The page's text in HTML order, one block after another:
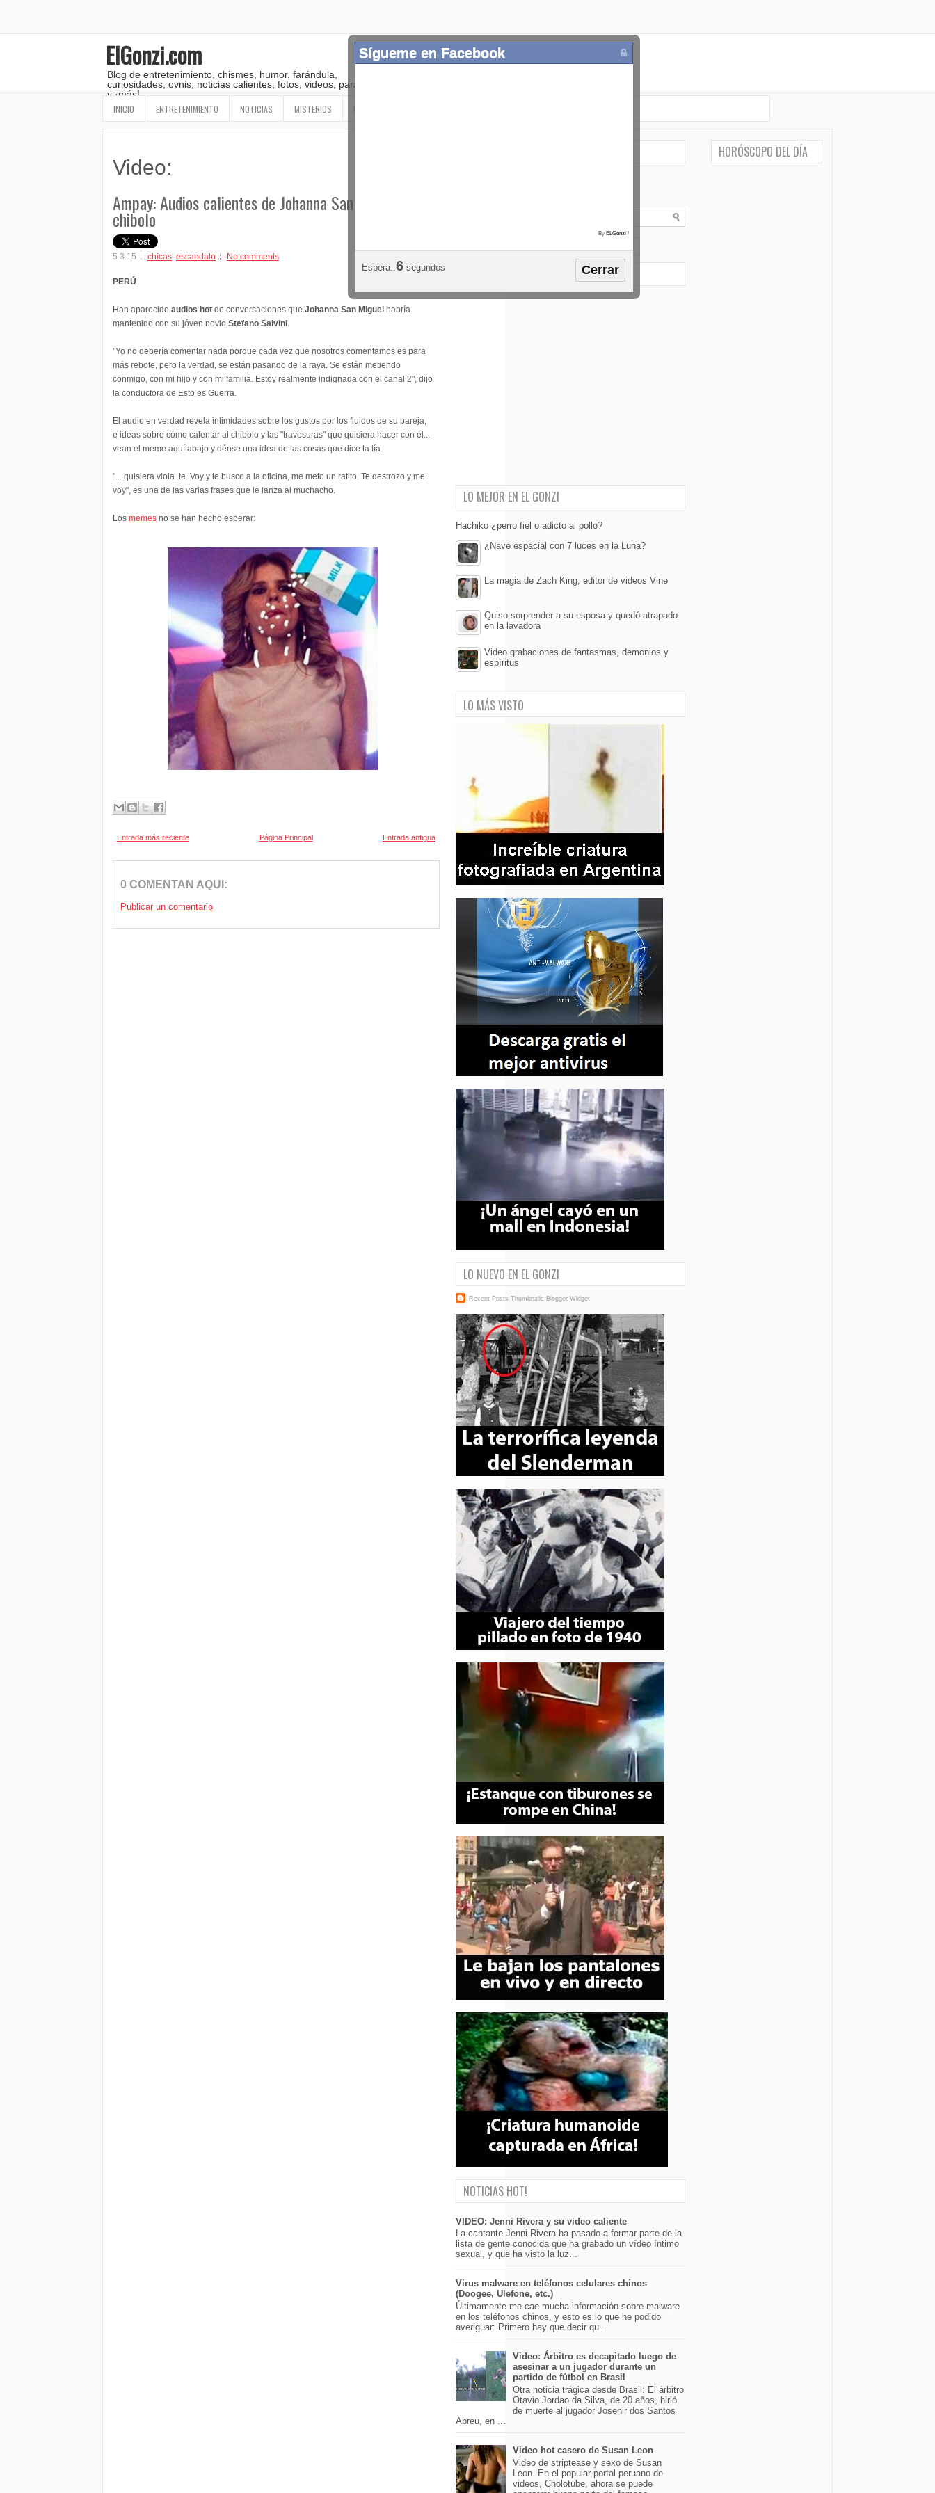
ElGonzi.com
Blog de entretenimiento, chismes, humor, farándula,
curiosidades, ovnis, noticias calientes, fotos, videos, paranormal
y ¡más!
INICIO ENTRETENIMIENTO NOTICIAS MISTERIOS OTROS
Video:
Ampay: Audios calientes de Johanna San Miguel a su
chibolo
5.3.15 chicas, escandalo No comments
PERÚ:
Han aparecido audios hot de conversaciones que Johanna San Miguel habría
mantenido con su jóven novio Stefano Salvini.
"Yo no debería comentar nada porque cada vez que nosotros comentamos es para
más rebote, pero la verdad, se están pasando de la raya. Se están metiendo
conmigo, con mi hijo y con mi familia. Estoy realmente indignada con el canal 2", dijo
la conductora de Esto es Guerra.
El audio en verdad revela intimidades sobre los gustos por los fluidos de su pareja,
e ideas sobre cómo calentar al chibolo y las "travesuras" que quisiera hacer con él...
vean el meme aquí abajo y dénse una idea de las cosas que dice la tía.
"... quisiera viola..te. Voy y te busco a la oficina, me meto un ratito. Te destrozo y me
voy", es una de las varias frases que le lanza al muchacho.
Los memes no se han hecho esperar:
Entrada más reciente Entrada antigua
Página Principal
0 COMENTAN AQUI:
Publicar un comentario
LO MEJOR EN EL GONZI
Hachiko ¿perro fiel o adicto al pollo?
¿Nave espacial con 7 luces en la Luna?
La magia de Zach King, editor de videos Vine
Quiso sorprender a su esposa y quedó atrapado
en la lavadora
Video grabaciones de fantasmas, demonios y
espíritus
Sígueme en Facebook
By ELGonzi /
Espera..3 segundos Cerrar
LO MÁS VISTO
LO NUEVO EN EL GONZI
Recent Posts Thumbnails Blogger Widget
NOTICIAS HOT!
VIDEO: Jenni Rivera y su video caliente
La cantante Jenni Rivera ha pasado a formar parte de la
lista de gente conocida que ha grabado un vídeo íntimo
sexual, y que ha visto la luz...
Virus malware en teléfonos celulares chinos
(Doogee, Ulefone, etc.)
Últimamente me cae mucha información sobre malware
en los teléfonos chinos, y esto es lo que he podido
averiguar: Primero hay que decir qu...
Video: Árbitro es decapitado luego de
asesinar a un jugador durante un
partido de fútbol en Brasil
Otra noticia trágica desde Brasil: El árbitro
Otavio Jordao da Silva, de 20 años, hirió
de muerte al jugador Josenir dos Santos
Abreu, en ...
Video hot casero de Susan Leon
Video de striptease y sexo de Susan
Leon. En el popular portal peruano de
videos, Cholotube, ahora se puede
HORÓSCOPO DEL DÍA